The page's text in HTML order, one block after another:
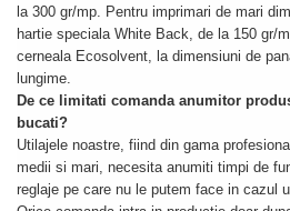
la 300 gr/mp. Pentru imprimari de mari
hartie speciala White Back, de la 150 gr/
cerneala Ecosolvent, la dimensiuni de
lungime.
De ce limitati comanda anumitor
bucati?
Utilajele noastre, fiind din gama
medii si mari, necesita anumiti timpi de
reglaje pe care nu le putem face in cazul